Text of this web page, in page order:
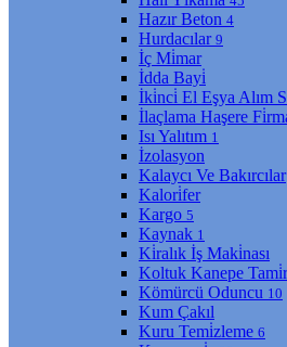
Hazır Beton 4
Hurdacılar 9
İç Mi̇mar
İdda Bayi̇
İki̇nci̇ El Eşya Alım
İlaçlama Haşere
Isı Yalıtım 1
İzolasyon
Kalaycı Ve Bakırcılar
Kalori̇fer
Kargo 5
Kaynak 1
Ki̇ralık İş Maki̇nası
Koltuk Kanepe
Kömürcü Oduncu 10
Kum Çakıl
Kuru Temi̇zleme 6